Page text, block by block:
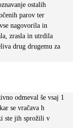
ostalih
parov ter
nagovorila in
zrasla in utrdila
drug drugemu za
odmeval še vsaj 1
se vračava h
ste jih sprožili v